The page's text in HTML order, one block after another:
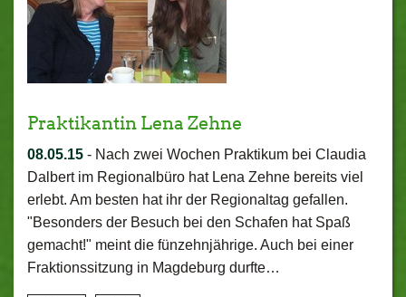
Praktikantin Lena Zehne
08.05.15 - Nach zwei Wochen Praktikum bei Claudia
Dalbert im Regionalbüro hat Lena Zehne bereits viel
erlebt. Am besten hat ihr der Regionaltag gefallen.
"Besonders der Besuch bei den Schafen hat Spaß
gemacht!" meint die fünzehnjährige. Auch bei einer
Fraktionssitzung in Magdeburg durfte…